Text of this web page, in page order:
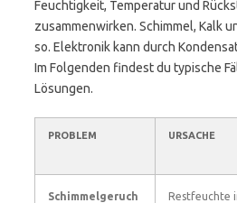
Feuchtigkeit, Temperatur und
zusammenwirken. Schimmel, Kalk
so. Elektronik kann durch
Im Folgenden findest du typische
Lösungen.
PROBLEM URSACHE
Schimmelgeruch
Restfeuchte